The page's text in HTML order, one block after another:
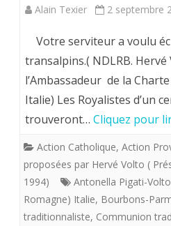
Alain Texier 2 septembre
Votre serviteur a voulu
transalpins.( NDLRB.
l’Ambassadeur de la
Italie) Les Royalistes d’un
trouveront… Cliquez pour
Action Catholique, Action
proposées par Hervé Volto (
1994)
Antonella Pigati-Volto
Romagne) Italie, Bourbons-
traditionnaliste, Communion